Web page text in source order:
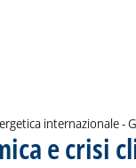
internazionale -
e crisi